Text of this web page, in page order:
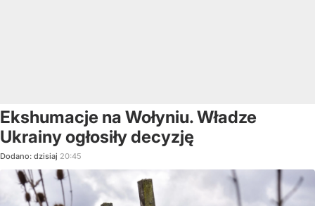
Ekshumacje na Wołyniu. Władze
Ukrainy ogłosiły decyzję
Dodano: dzisiaj 20:45